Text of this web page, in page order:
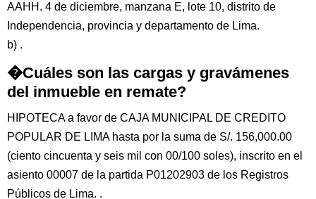
AAHH. 4 de diciembre, manzana E, lote 10, distrito de
Independencia, provincia y departamento de Lima.
b) .
�Cuáles son las cargas y gravámenes
del inmueble en remate?
HIPOTECA a favor de CAJA MUNICIPAL DE CREDITO
POPULAR DE LIMA hasta por la suma de S/. 156,000.00
(ciento cincuenta y seis mil con 00/100 soles), inscrito en el
asiento 00007 de la partida P01202903 de los Registros
Públicos de Lima. .